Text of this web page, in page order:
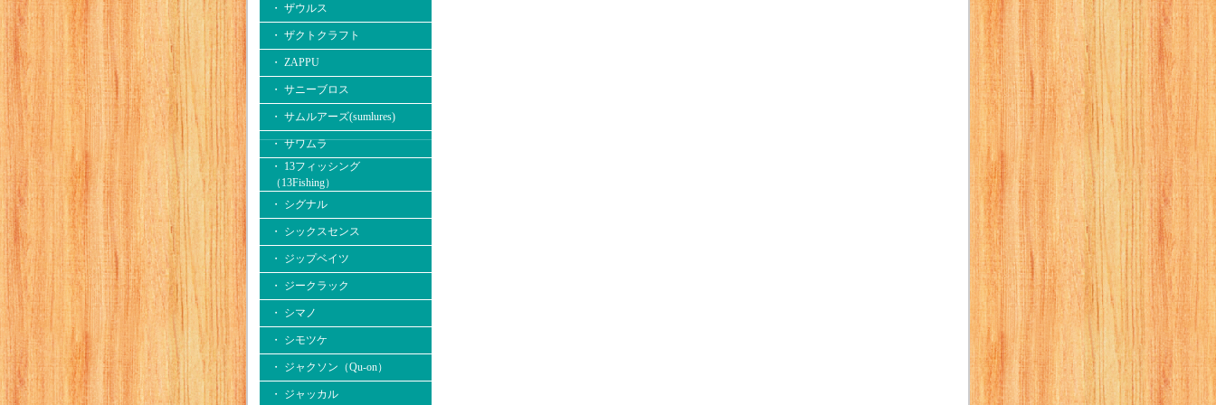
・ ザウルス
・ ザクトクラフト
・ ZAPPU
・ サニーブロス
・ サムルアーズ(sumlures)
・ サワムラ
・ 13フィッシング
（13Fishing）
・ シグナル
・ シックスセンス
・ ジップベイツ
・ ジークラック
・ シマノ
・ シモツケ
・ ジャクソン（Qu-on）
・ ジャッカル